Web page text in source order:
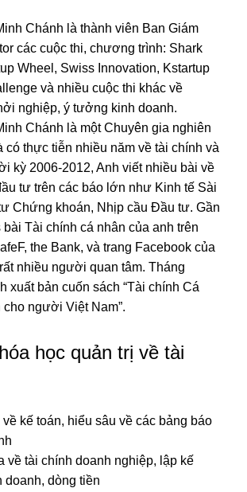
Chánh là thành viên Ban Giám
các cuộc thi, chương trình: Shark
Wheel, Swiss Innovation, Kstartup
và nhiều cuộc thi khác về
nghiệp, ý tưởng kinh doanh.
Chánh là một Chuyên gia nghiên
có thực tiễn nhiều năm về tài chính và
kỳ 2006-2012, Anh viết nhiều bài về
tư trên các báo lớn như Kinh tế Sài
Chứng khoán, Nhịp cầu Đầu tư. Gần
bài Tài chính cá nhân của anh trên
the Bank, và trang Facebook của
nhiều người quan tâm. Tháng
xuất bản cuốn sách “Tài chính Cá
cho người Việt Nam”.
học quản trị về tài
kế toán, hiểu sâu về các bảng báo
về tài chính doanh nghiệp, lập kế
doanh, dòng tiền